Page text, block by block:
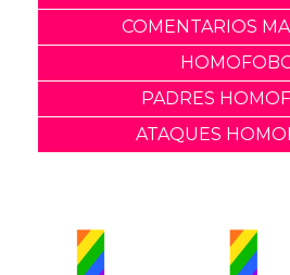
COMENTARIOS
PADRES
ATAQUES